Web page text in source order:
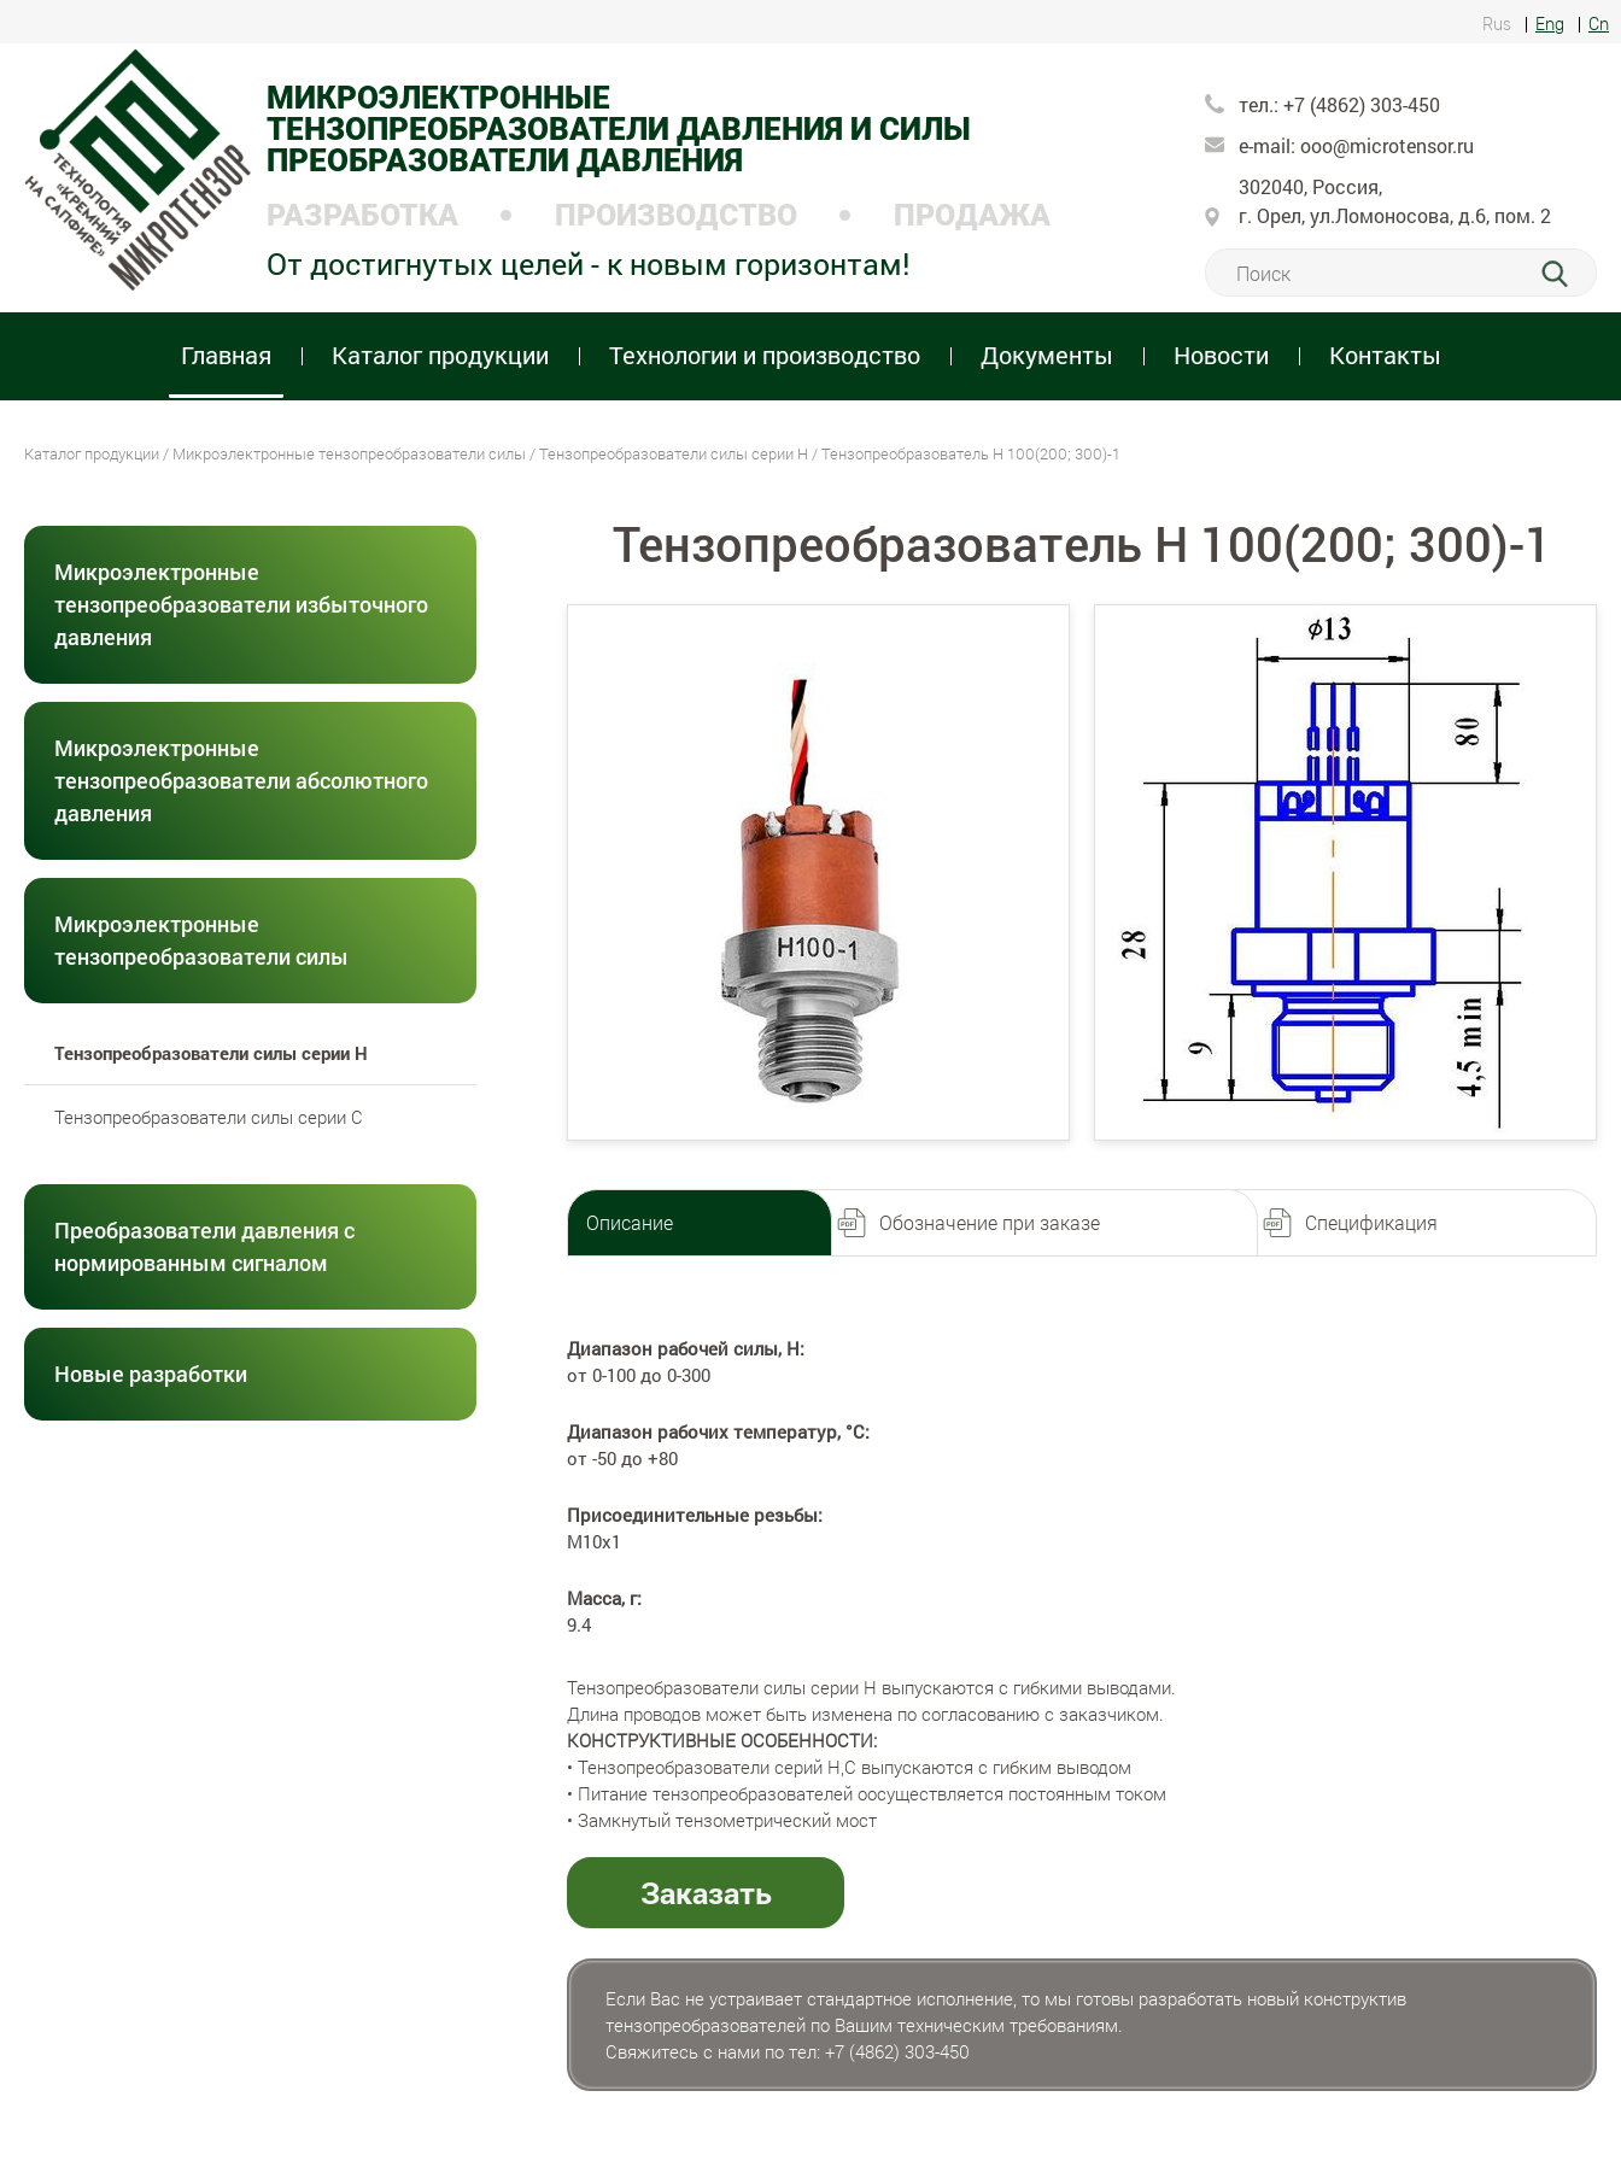
Rus Eng Cn
МИКРОЭЛЕКТРОННЫЕ
ТЕНЗОПРЕОБРАЗОВАТЕЛИ ДАВЛЕНИЯ И СИЛЫ
ПРЕОБРАЗОВАТЕЛИ ДАВЛЕНИЯ
РАЗРАБОТКА ПРОИЗВОДСТВО ПРОДАЖА
От достигнутых целей - к новым горизонтам!
тел.: +7 (4862) 303-450
e-mail: ooo@microtensor.ru
302040, Россия,
г. Орел, ул.Ломоносова, д.6, пом. 2
Главная Каталог продукции Технологии и производство Документы Новости Контакты
Каталог продукции/ Микроэлектронные тензопреобразователи силы /Тензопреобразователи силы серии H / Тензопреобразователь H 100(200; 300)-1
Микроэлектронные
тензопреобразователи избыточного
давления
Микроэлектронные
тензопреобразователи абсолютного
давления
Микроэлектронные
тензопреобразователи силы
Тензопреобразователи силы серии H
Тензопреобразователи силы серии C
Преобразователи давления с
нормированным сигналом
Новые разработки
Тензопреобразователь H 100(200; 300)-1
Описание Обозначение при заказе Спецификация
Диапазон рабочей силы, Н:
от 0-100 до 0-300
Диапазон рабочих температур, °С:
от -50 до +80
Присоединительные резьбы:
M10x1
Масса, г:
9.4
Тензопреобразователи силы серии H выпускаются с гибкими выводами.
Длина проводов может быть изменена по согласованию с заказчиком.
КОНСТРУКТИВНЫЕ ОСОБЕННОСТИ:
• Тензопреобразователи серий Н,С выпускаются с гибким выводом
• Питание тензопреобразователей оосуществляется постоянным током
• Замкнутый тензометрический мост
Заказать
Если Вас не устраивает стандартное исполнение, то мы готовы разработать новый конструктив
тензопреобразователей по Вашим техническим требованиям.
Свяжитесь с нами по тел: +7 (4862) 303-450